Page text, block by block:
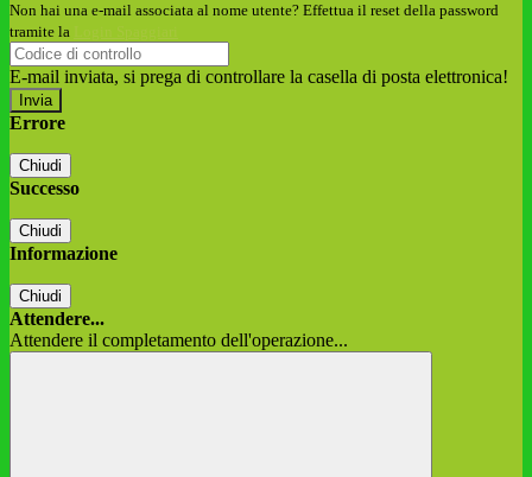
Non hai una e-mail associata al nome utente? Effettua il reset della password
tramite la
E-mail inviata, si prega di controllare la casella di posta elettronica!
Errore
Chiudi
Successo
Chiudi
Informazione
Chiudi
Attendere...
Attendere il completamento dell'operazione...